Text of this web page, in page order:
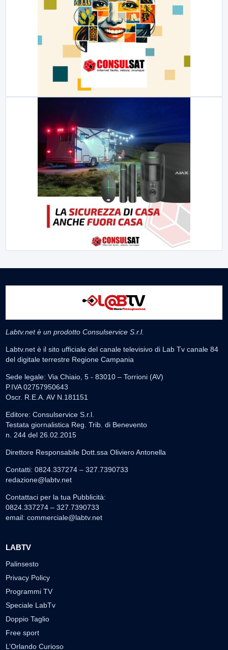
Labtv.net è un prodotto Consulservice S.r.l.
Labtv.net è il sito ufficiale del canale televisivo di Lab Tv canale 84
del digitale terrestre Regione Campania
Sede legale: Via Chiaio, 5 - 83010 – Torrioni (AV)
P.IVA 02757950643
Oscr. R.E.A. AV N.181151
Editore: Consulservice S.r.l.
Testata giornalistica Reg. Trib. di Benevento
n. 244 del 26.02.2015
Direttore Responsabile Dott.ssa Oliviero Antonella
Contatti: 0824.337274 – 327.7390733
redazione@labtv.net
Contattaci per la tua Pubblicità:
0824.337274 – 327.7390733
email: commerciale@labtv.net
LABTV
Palinsesto
Privacy Policy
Programmi TV
Speciale LabTv
Doppio Taglio
Free sport
L’Orlando Curioso